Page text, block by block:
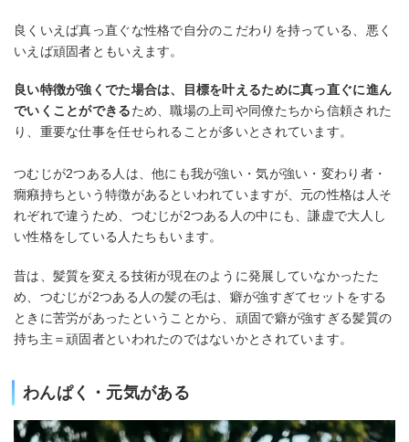
良くいえば真っ直ぐな性格で自分のこだわりを持っている、悪く
いえば頑固者ともいえます。
良い特徴が強くでた場合は、目標を叶えるために真っ直ぐに進ん
でいくことができるため、職場の上司や同僚たちから信頼された
り、重要な仕事を任せられることが多いとされています。
つむじが2つある人は、他にも我が強い・気が強い・変わり者・
癇癪持ちという特徴があるといわれていますが、元の性格は人そ
れぞれで違うため、つむじが2つある人の中にも、謙虚で大人し
い性格をしている人たちもいます。
昔は、髪質を変える技術が現在のように発展していなかったた
め、つむじが2つある人の髪の毛は、癖が強すぎてセットをする
ときに苦労があったということから、頑固で癖が強すぎる髪質の
持ち主＝頑固者といわれたのではないかとされています。
わんぱく・元気がある